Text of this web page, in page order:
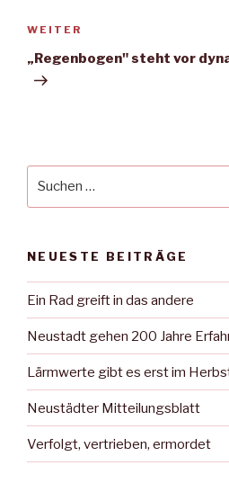
Nächster
Beitrag
WEITER
„Regenbogen" steht vor
NEUESTE BEITRÄGE
Ein Rad greift in das andere
Neustadt gehen 200 Jahre
Lärmwerte gibt es erst im
Neustädter Mitteilungsblatt
Verfolgt, vertrieben, ermordet